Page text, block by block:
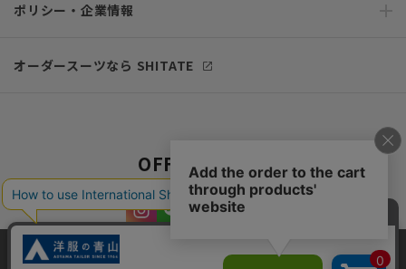
ポリシー・企業情報
オーダースーツなら SHITATE
OFFICIAL SNS